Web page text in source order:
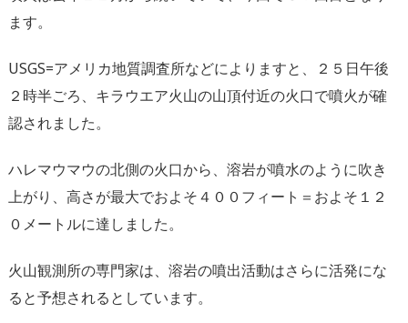
ます。
USGS=アメリカ地質調査所などによりますと、２５日午後
２時半ごろ、キラウエア火山の山頂付近の火口で噴火が確
認されました。
ハレマウマウの北側の火口から、溶岩が噴水のように吹き
上がり、高さが最大でおよそ４００フィート＝およそ１２
０メートルに達しました。
火山観測所の専門家は、溶岩の噴出活動はさらに活発にな
ると予想されるとしています。